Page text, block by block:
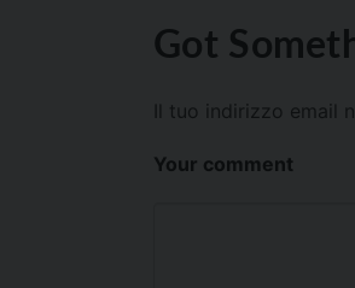
Got
Il tuo indirizzo email
Your comment